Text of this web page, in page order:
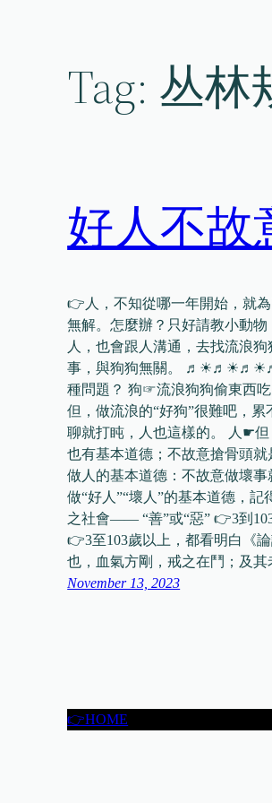
Tag: 丛林
好人不故
👉人，不知從哪一年開始，就
無解。怎麼辦？只好請教小動
人，也會跟人溝通，去找流浪
事，與狗狗無關。
種問題？ 狗☞流浪狗狗偷東西吃
但，做流浪的“好狗”很難吧，
聊就打盹，人也這樣的。 人☛
也有基本道德；不故意搶骨頭
做人的基本道德：不故意做壞
做“好人”“壞人”的基本道德，
之社會—— “善”或“惡” 👉3到
👉3至103歲以上，都看明白《
也，血氣方剛，戒之在鬥；及
November 13, 2023
👉HOME